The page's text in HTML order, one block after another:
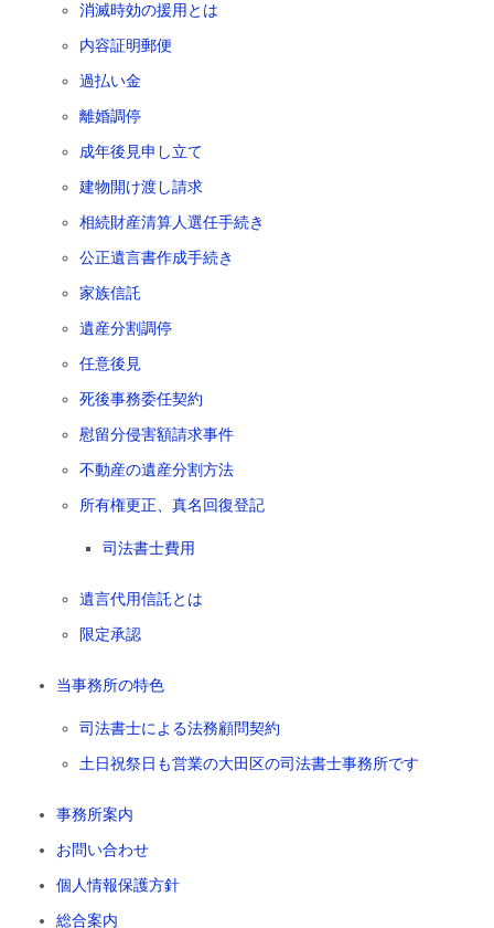
消滅時効の援用とは
内容証明郵便
過払い金
離婚調停
成年後見申し立て
建物開け渡し請求
相続財産清算人選任手続き
公正遺言書作成手続き
家族信託
遺産分割調停
任意後見
死後事務委任契約
慰留分侵害額請求事件
不動産の遺産分割方法
所有権更正、真名回復登記
司法書士費用
遺言代用信託とは
限定承認
当事務所の特色
司法書士による法務顧問契約
土日祝祭日も営業の大田区の司法書士事務所です
事務所案内
お問い合わせ
個人情報保護方針
総合案内